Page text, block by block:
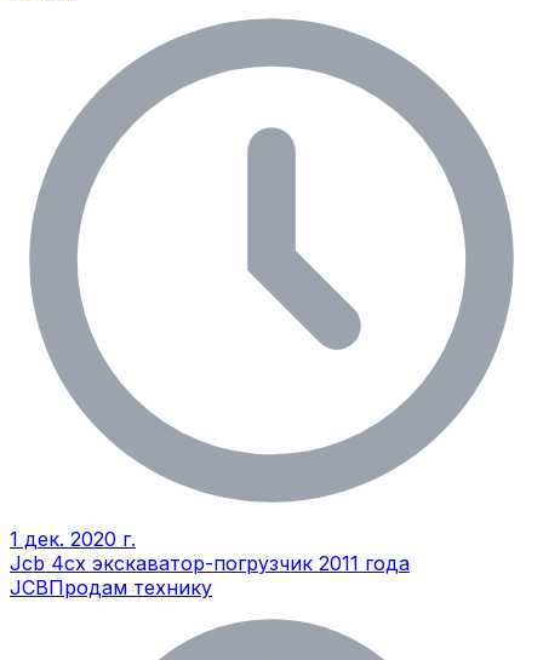
1 дек. 2020 г.
Jcb 4cx экскаватор-погрузчик 2011 года
JCBПродам технику